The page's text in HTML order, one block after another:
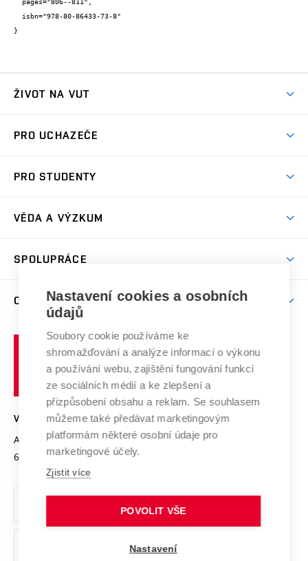
}
ŽIVOT NA VUT
Koleje
Sport na VUT
PRO UCHAZEČE
Dny otevřených dveří
Celoživotní vzdělávání
E-přihláška
PRO STUDENTY
Harmonogram akademického roku
Závěrečné práce
Doktorské studium
Zpracování osobních údajů studentů
Sociální bezpečí
Studium bez bariér
Podpora podnikání
VĚDA A VÝZKUM
Mezinárodní vědecká rada
Systém zajišťování kvality výzkumu
Výzkumné infrastruktury
Transfer znalostí
Open Science
Projekty
Projekty ze strukturálních fondů
Specifický výzkum
SPOLUPRÁCE
Firemní spolupráce
Zahraniční spolupráce
Spolupráce se školami
Mezinárodní dohody
Univerzitní sítě
O UNIVERZITĚ
Profil univerzity
Udržitelná univerzita
Podnikavá univerzita / ContriBUTe
Bezpečná univerzita
Vyznamenání
Organizační struktura
Ochrana osobních údajů
odkaz)
učení
technické
Brně
VYSOKÉ UČENÍ TECHNICKÉ V BRNĚ
Antonínská 548/1
602 00 Brno
www.vut.cz
vut@vutbr.cz
Nastavení cookies a osobních
údajů
Soubory cookie používáme ke
shromažďování a analýze informací o výkonu
a používání webu, zajištění fungování funkcí
ze sociálních médií a ke zlepšení a
přizpůsobení obsahu a reklam. Se souhlasem
můžeme také předávat marketingovým
platformám některé osobní údaje pro
marketingové účely.
Zjistit více
POVOLIT VŠE
Nastavení